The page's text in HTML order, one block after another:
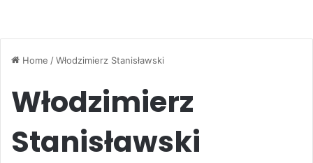
Home /Włodzimierz Stanisławski
Włodzimierz
Stanisławski